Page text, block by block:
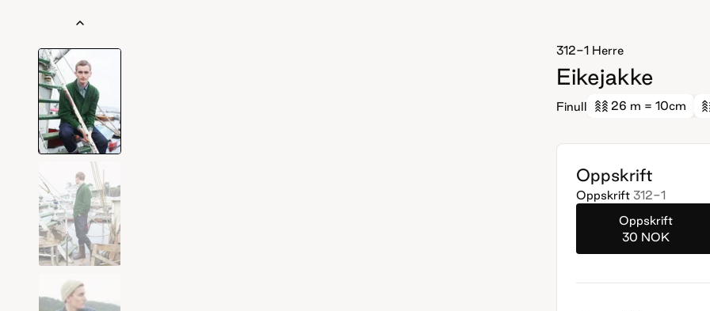
312-1 Herre
Eikejakke
Finull 26 m = 10cm
Oppskrift
Oppskrift 312-1
Oppskrift
30 NOK